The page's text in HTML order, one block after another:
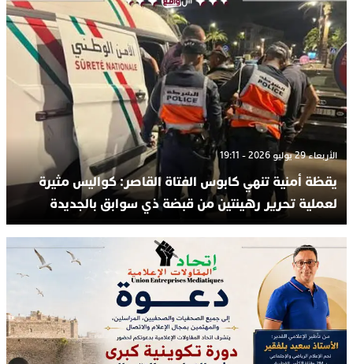
الأربعاء 29 يوليو 2026 - 19:11
يقظة أمنية تنهي كابوس الفتاة القاصر: كواليس مثيرة
لعملية تحرير رهينتين من قبضة ذي سوابق بالجديدة